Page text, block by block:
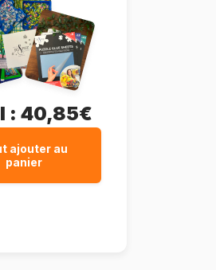
: 40,85€
ajouter au
panier